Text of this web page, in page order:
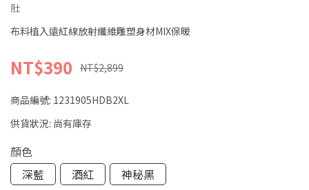
肚
布料植入遠紅線放射纖維雕塑身材MIX保暖
NT$390 NT$2,899
商品編號: 1231905HDB2XL
供貨狀況: 尚有庫存
顏色
深藍
酒紅
神秘黑